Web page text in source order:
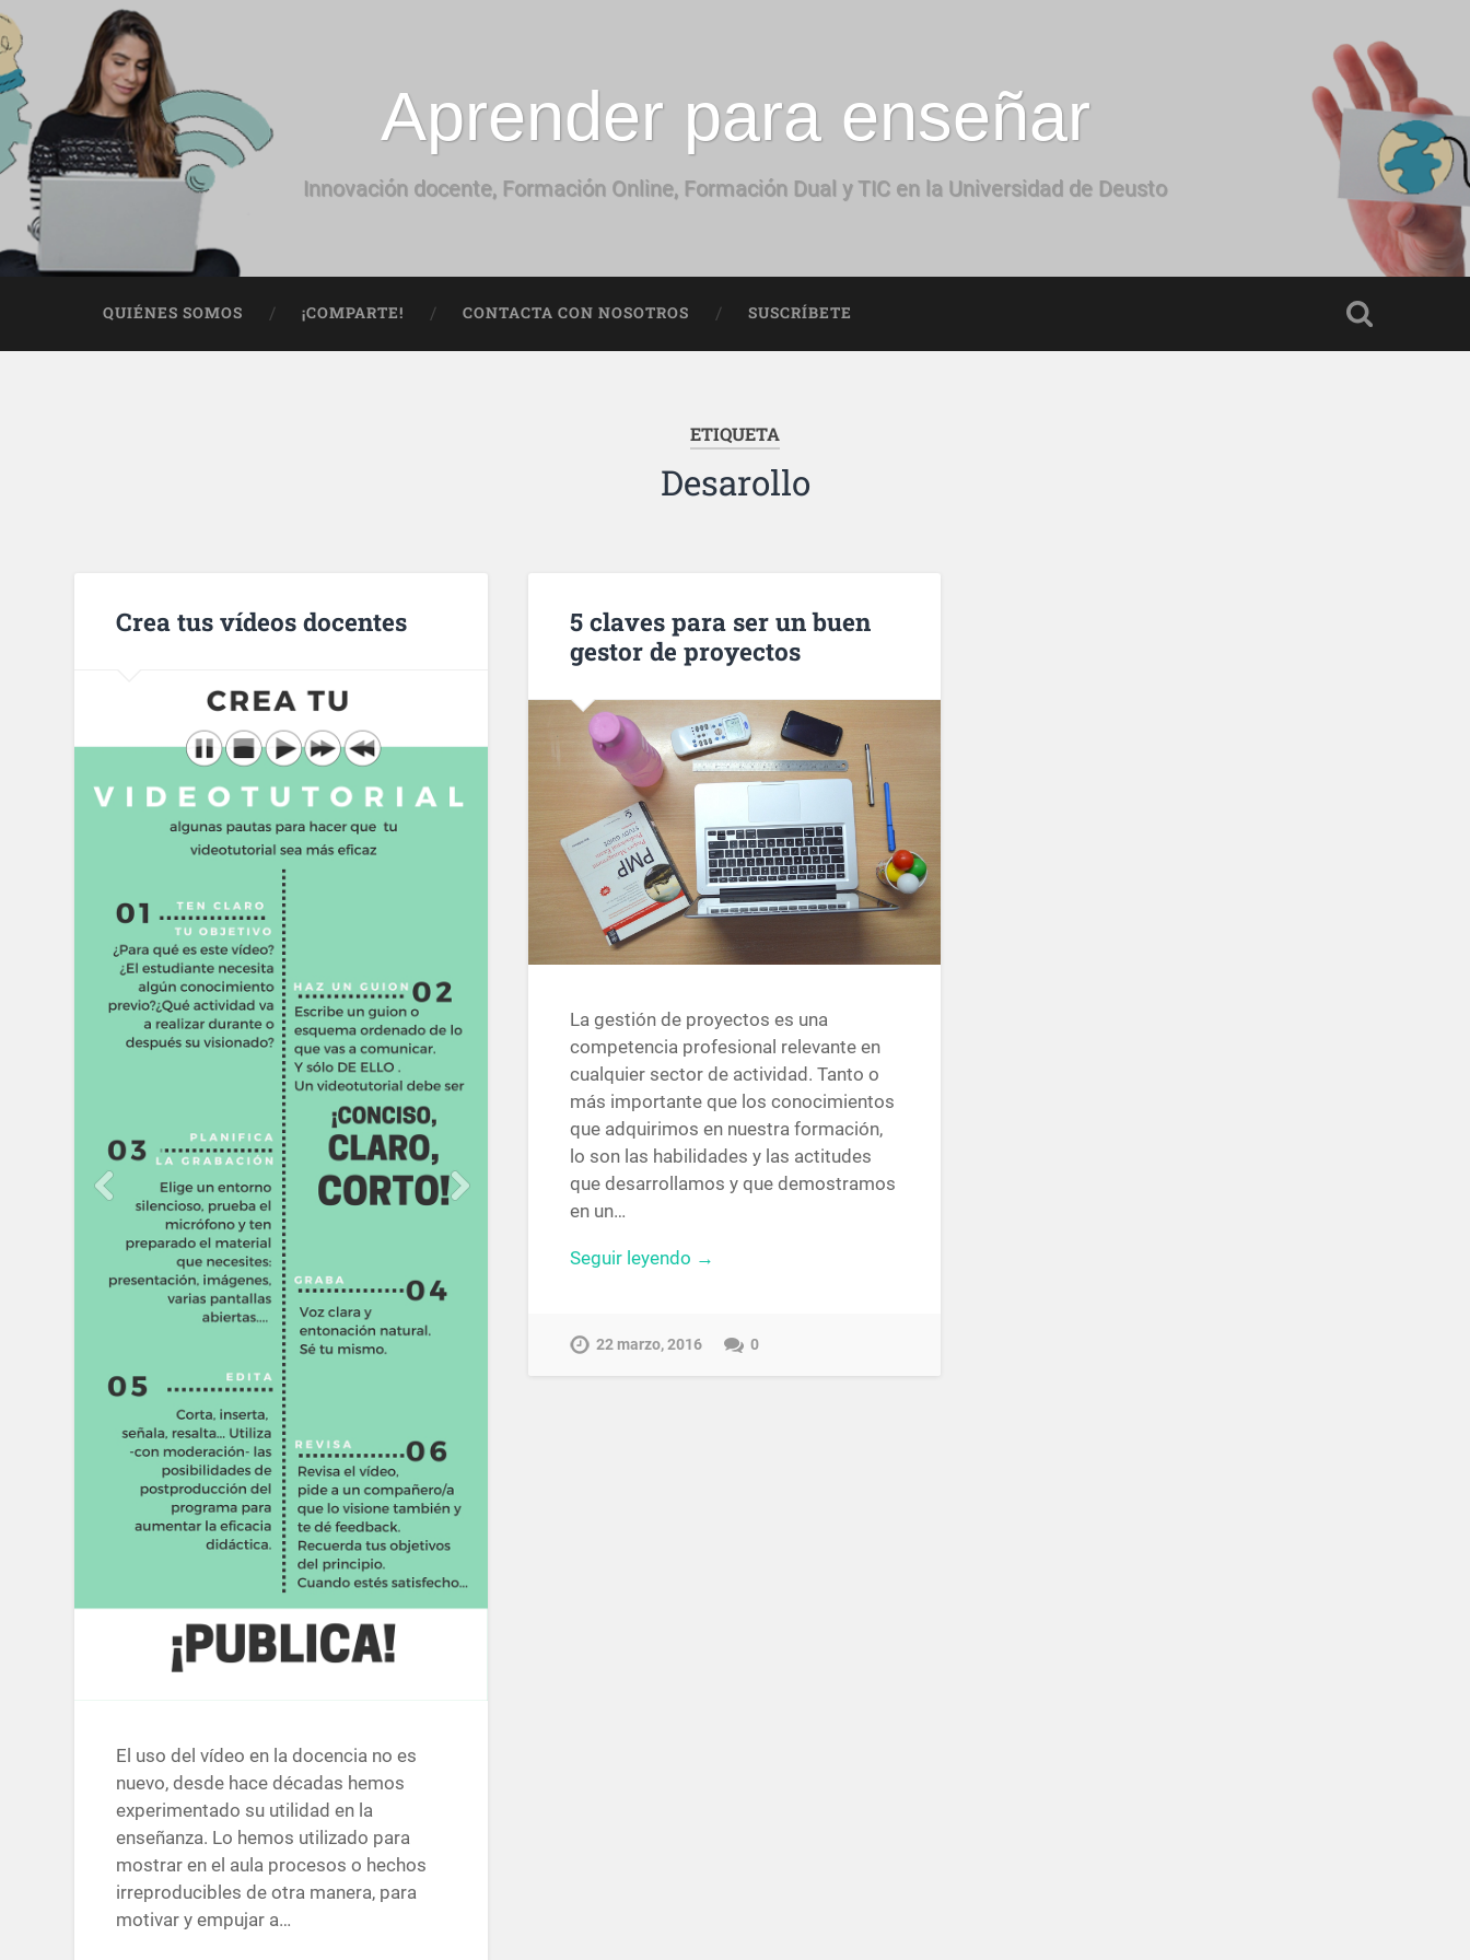
Aprender para enseñar
Innovación docente, Formación Online, Formación Dual y TIC en la Universidad de Deusto
QUIÉNES SOMOS ¡COMPARTE! CONTACTA CON NOSOTROS SUSCRÍBETE
ETIQUETA
Desarollo
Crea tus vídeos docentes
El uso del vídeo en la docencia no es
nuevo, desde hace décadas hemos
experimentado su utilidad en la
enseñanza. Lo hemos utilizado para
mostrar en el aula procesos o hechos
irreproducibles de otra manera, para
motivar y empujar a…
5 claves para ser un buen
gestor de proyectos
La gestión de proyectos es una
competencia profesional relevante en
cualquier sector de actividad. Tanto o
más importante que los conocimientos
que adquirimos en nuestra formación,
lo son las habilidades y las actitudes
que desarrollamos y que demostramos
en un…
Seguir leyendo →
22 marzo, 2016 0